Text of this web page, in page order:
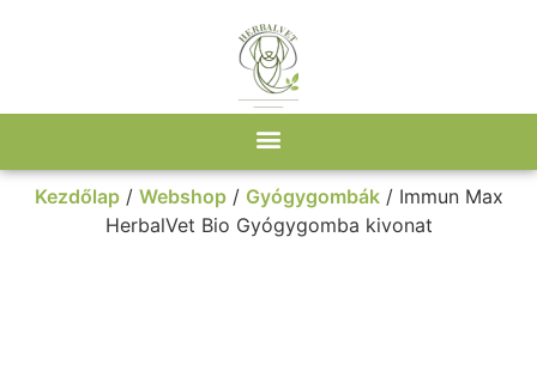
Kezdőlap/ Webshop/ Gyógygombák/ Immun Max
HerbalVet Bio Gyógygomba kivonat